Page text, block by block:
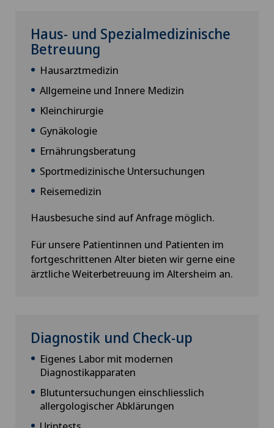
Haus- und Spezialmedizinische
Betreuung
Hausarztmedizin
Allgemeine und Innere Medizin
Kleinchirurgie
Gynäkologie
Ernährungsberatung
Sportmedizinische Untersuchungen
Reisemedizin
Hausbesuche sind auf Anfrage möglich.
Für unsere Patientinnen und Patienten im
fortgeschrittenen Alter bieten wir gerne eine
ärztliche Weiterbetreuung im Altersheim an.
Diagnostik und Check-up
Eigenes Labor mit modernen
Diagnostikapparaten
Blutuntersuchungen einschliesslich
allergologischer Abklärungen